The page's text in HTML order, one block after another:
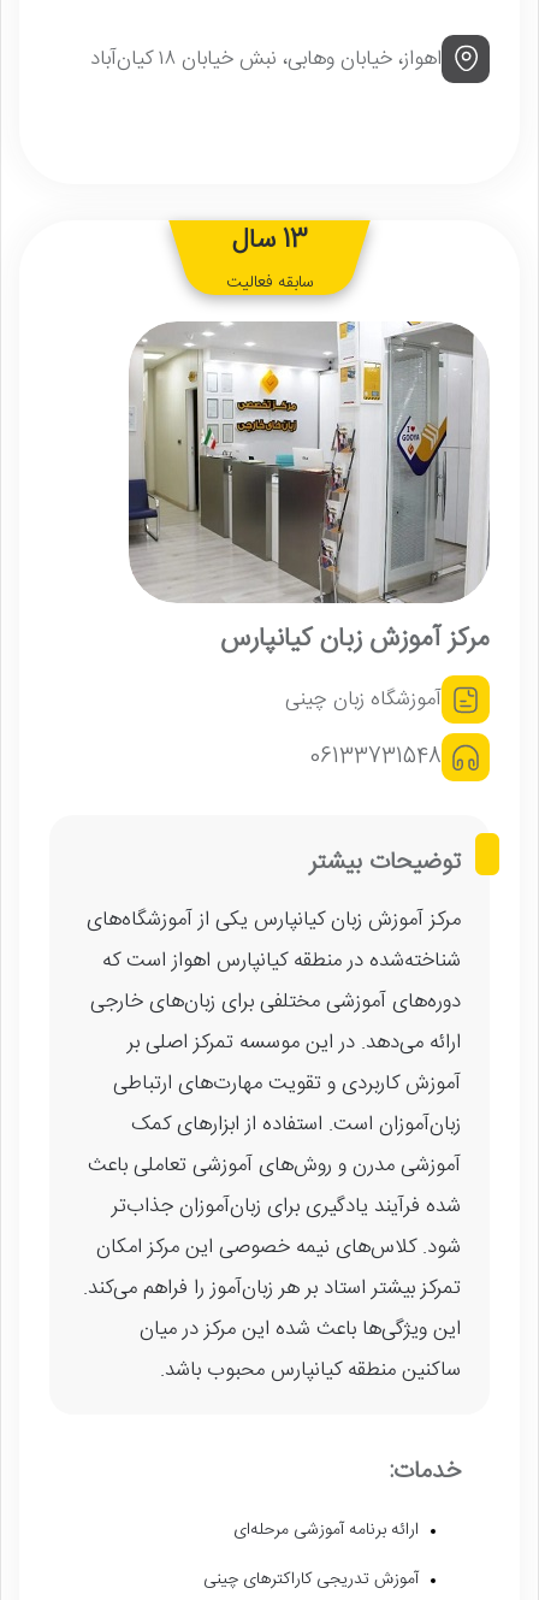
اهواز، خیابان وهابی، نبش خیابان ۱۸ کیان‌آباد
مرکز آموزش زبان کیانپارس
آموزشگاه زبان چینی
06133731548
13 سال
سابقه فعالیت
توضیحات بیشتر
مرکز آموزش زبان کیانپارس یکی از آموزشگاه‌های
شناخته‌شده در منطقه کیانپارس اهواز است که
دوره‌های آموزشی مختلفی برای زبان‌های خارجی
ارائه می‌دهد. در این موسسه تمرکز اصلی بر
آموزش کاربردی و تقویت مهارت‌های ارتباطی
زبان‌آموزان است. استفاده از ابزارهای کمک
آموزشی مدرن و روش‌های آموزشی تعاملی باعث
شده فرآیند یادگیری برای زبان‌آموزان جذاب‌تر
شود. کلاس‌های نیمه خصوصی این مرکز امکان
تمرکز بیشتر استاد بر هر زبان‌آموز را فراهم می‌کند.
این ویژگی‌ها باعث شده این مرکز در میان
ساکنین منطقه کیانپارس محبوب باشد.
خدمات:
ارائه برنامه آموزشی مرحله‌ای
آموزش تدریجی کاراکترهای چینی